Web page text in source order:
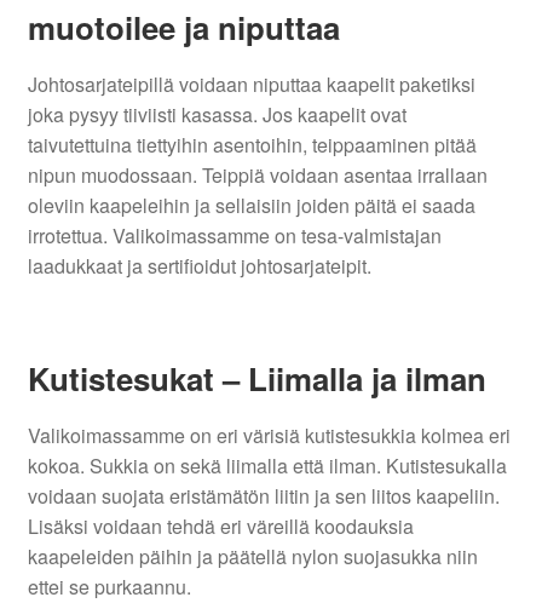
muotoilee ja niputtaa
Johtosarjateipillä voidaan niputtaa kaapelit paketiksi
joka pysyy tiiviisti kasassa. Jos kaapelit ovat
taivutettuina tiettyihin asentoihin, teippaaminen pitää
nipun muodossaan. Teippiä voidaan asentaa irrallaan
oleviin kaapeleihin ja sellaisiin joiden päitä ei saada
irrotettua. Valikoimassamme on tesa-valmistajan
laadukkaat ja sertifioidut johtosarjateipit.
Kutistesukat – Liimalla ja ilman
Valikoimassamme on eri värisiä kutistesukkia kolmea eri
kokoa. Sukkia on sekä liimalla että ilman. Kutistesukalla
voidaan suojata eristämätön liitin ja sen liitos kaapeliin.
Lisäksi voidaan tehdä eri väreillä koodauksia
kaapeleiden päihin ja päätellä nylon suojasukka niin
ettei se purkaannu.